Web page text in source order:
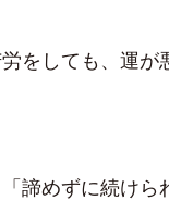
をしても、運が
諦めずに続けら